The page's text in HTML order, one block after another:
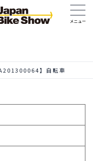
A201300064】自転車